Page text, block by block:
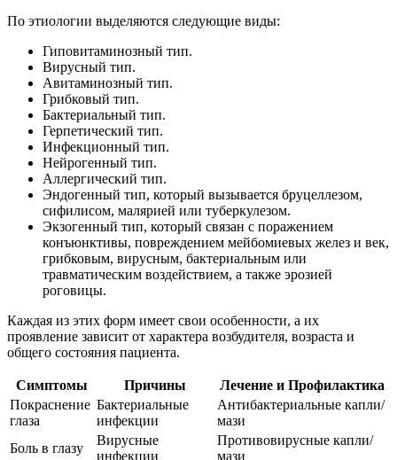
По этиологии выделяются следующие виды:
Гиповитаминозный тип.
Вирусный тип.
Авитаминозный тип.
Грибковый тип.
Бактериальный тип.
Герпетический тип.
Инфекционный тип.
Нейрогенный тип.
Аллергический тип.
Эндогенный тип, который вызывается бруцеллезом,
сифилисом, малярией или туберкулезом.
Экзогенный тип, который связан с поражением
конъюнктивы, повреждением мейбомиевых желез и век,
грибковым, вирусным, бактериальным или
травматическим воздействием, а также эрозией
роговицы.
Каждая из этих форм имеет свои особенности, а их
проявление зависит от характера возбудителя, возраста и
общего состояния пациента.
Симптомы Причины
Лечение и Профилактика
Покраснение
глаза
Бактериальные
инфекции
Антибактериальные капли/
мази
Боль в глазу
Вирусные
инфекции
Противовирусные капли/
мази